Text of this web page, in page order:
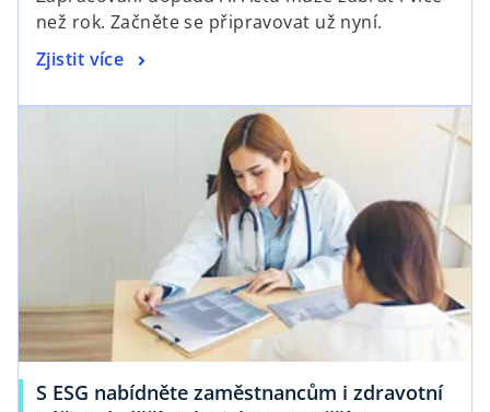
než rok. Začněte se připravovat už nyní.
Zjistit více
S ESG nabídněte zaměstnancům i zdravotní